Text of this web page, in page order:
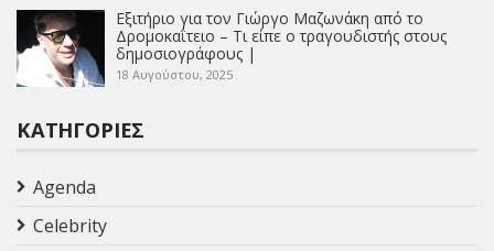
Εξιτήριο για τον Γιώργο Μαζωνάκη από το
Δρομοκαΐτειο – Τι είπε ο τραγουδιστής στους
δημοσιογράφους |
18 Αυγούστου, 2025
ΚΑΤΗΓΟΡΊΕΣ
Agenda
Celebrity